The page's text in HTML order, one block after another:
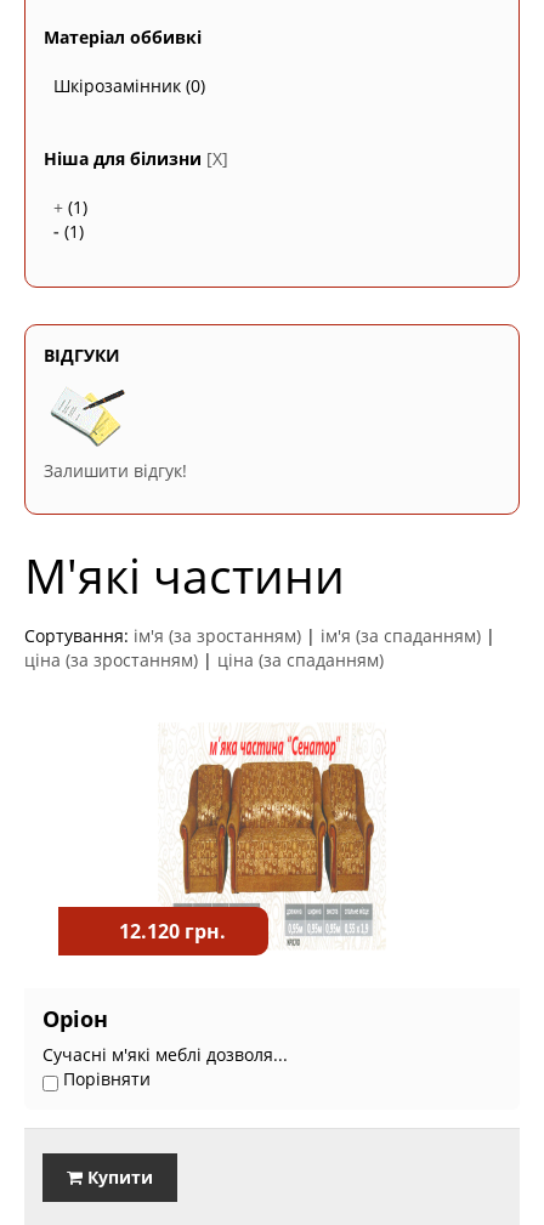
Матеріал оббивкі
Шкірозамінник (0)
Ніша для білизни [X]
+ (1)
- (1)
ВІДГУКИ
Залишити відгук!
М'які частини
Сортування: ім'я (за зростанням) | ім'я (за спаданням) |
ціна (за зростанням) | ціна (за спаданням)
12.120 грн.
Оріон
Сучасні м'які меблі дозволя...
Порівняти
Купити